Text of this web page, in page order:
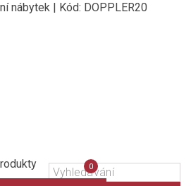
nábytek | Kód: DOPPLER20
Porovnání
produktů
0